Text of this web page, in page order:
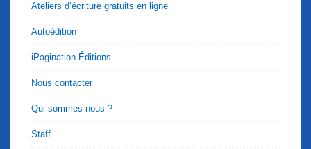
Ateliers d’écriture gratuits en ligne
Autoédition
iPagination Éditions
Nous contacter
Qui sommes-nous ?
Staff